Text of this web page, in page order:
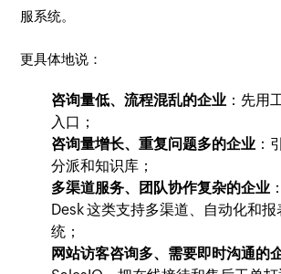
服系统。
更具体地说：
咨询量低、流程混乱的企业 ：先用
入口；
咨询量增长、重复问题多的企业 ：
分派和知识库；
多渠道服务、团队协作复杂的企业
Desk 这类支持多渠道、自动化和
统；
网站访客咨询多、需要即时沟通的